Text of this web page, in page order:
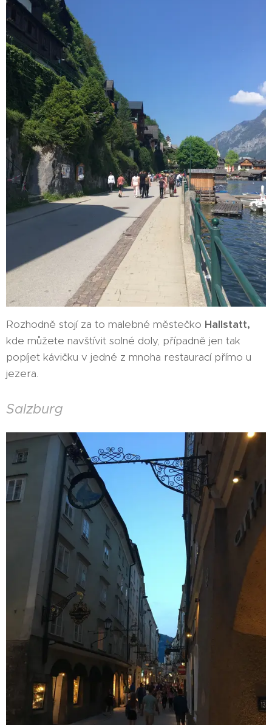
Rozhodně stojí za to malebné městečko Hallstatt,
kde můžete navštívit solné doly, případně jen tak
popíjet kávičku v jedné z mnoha restaurací přímo u
jezera.
Salzburg